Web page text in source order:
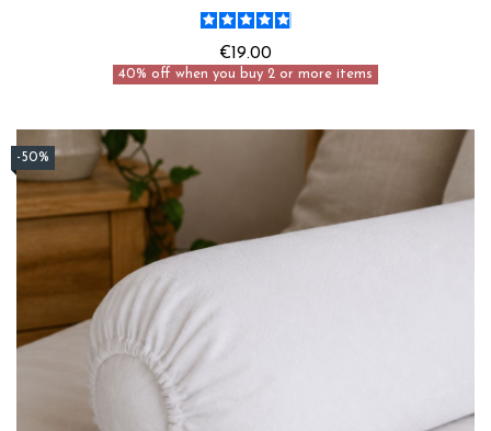
€19.00
40% off when you buy 2 or more items
-50%